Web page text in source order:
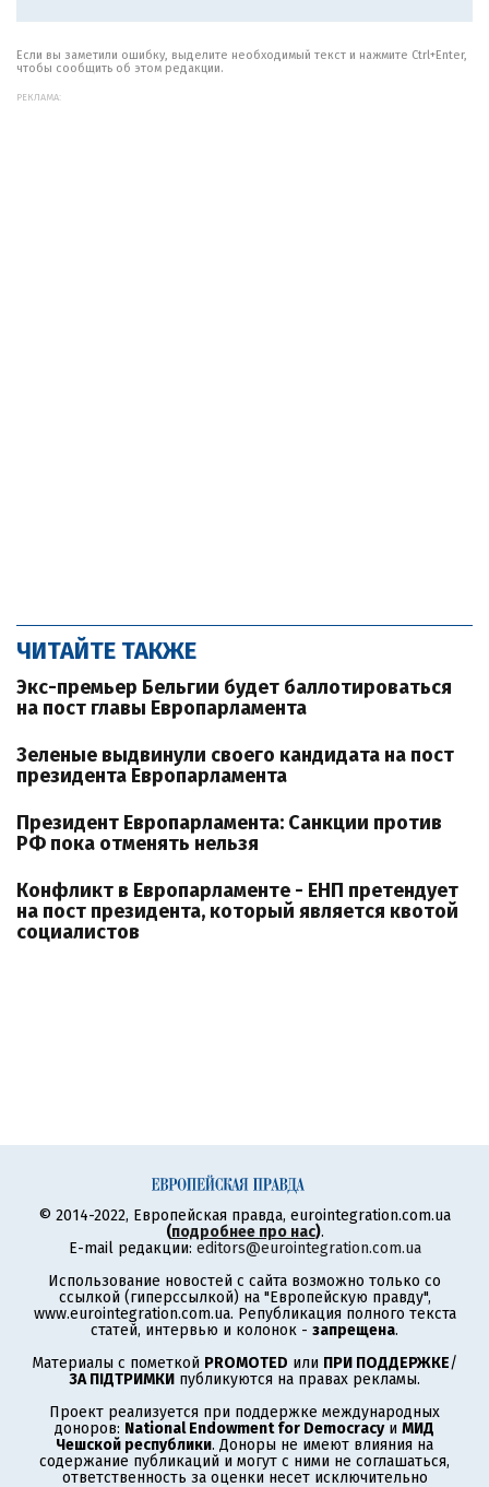
Если вы заметили ошибку, выделите необходимый текст и нажмите Ctrl+Enter,
чтобы сообщить об этом редакции.
РЕКЛАМА:
ЧИТАЙТЕ ТАКЖЕ
Экс-премьер Бельгии будет баллотироваться
на пост главы Европарламента
Зеленые выдвинули своего кандидата на пост
президента Европарламента
Президент Европарламента: Санкции против
РФ пока отменять нельзя
Конфликт в Европарламенте - EНП претендует
на пост президента, который является квотой
социалистов
© 2014-2022, Европейская правда, eurointegration.com.ua
(подробнее про нас).
E-mail редакции: editors@eurointegration.com.ua
Использование новостей с сайта возможно только со
ссылкой (гиперссылкой) на "Европейскую правду",
www.eurointegration.com.ua. Републикация полного текста
статей, интервью и колонок - запрещена.
Материалы с пометкой PROMOTED или ПРИ ПОДДЕРЖКЕ/
ЗА ПІДТРИМКИ публикуются на правах рекламы.
Проект реализуется при поддержке международных
доноров: National Endowment for Democracyи МИД
Чешской республики. Доноры не имеют влияния на
содержание публикаций и могут с ними не соглашаться,
ответственность за оценки несет исключительно